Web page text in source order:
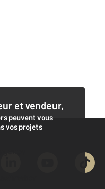
et vendeur,
peuvent vous
vos projets
estimation